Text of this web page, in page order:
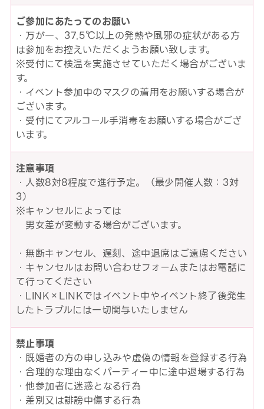
ご参加にあたってのお願い
・万が一、37.5℃以上の発熱や風邪の症状がある方
は参加をお控えいただくようお願い致します。
※受付にて検温を実施させていただく場合がございま
す。
・イベント参加中のマスクの着用をお願いする場合が
ございます。
・受付にてアルコール手消毒をお願いする場合がござ
います。
注意事項
・人数8対8程度で進行予定。（最少開催人数：3対
3）
※キャンセルによっては
男女差が変動する場合がございます。
・無断キャンセル、遅刻、途中退席はご遠慮ください
・キャンセルはお問い合わせフォームまたはお電話に
て行ってください
・LINK×LINKではイベント中やイベント終了後発生
したトラブルには一切関与いたしません
禁止事項
・既婚者の方の申し込みや虚偽の情報を登録する行為
・合理的な理由なくパーティー中に途中退場する行為
・他参加者に迷惑となる行為
・差別又は誹謗中傷する行為